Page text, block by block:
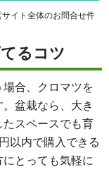
イト全体のお問合せ件
るコツ
合、クロマツを
盆栽なら、大き
スペースでも育
以内で購入できる
とっても気軽に